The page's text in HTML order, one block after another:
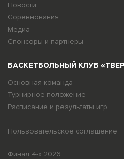
Новости
Соревнования
Медиа
Спонсоры и партнеры
БАСКЕТБОЛЬНЫЙ КЛУБ
Основная команда
Турнирное положение
Расписание и результаты игр
Пользовательское соглашение
Финал 4-х 2026